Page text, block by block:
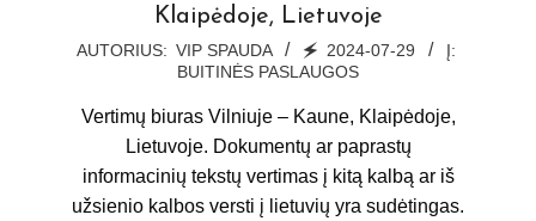
Klaipėdoje, Lietuvoje
2024-
29
AUTORIUS: VIP SPAUDA 🗲 2024-07-29
Į:
BUITINĖS PASLAUGOS
Vertimų biuras Vilniuje – Kaune, Klaipėdoje,
Lietuvoje. Dokumentų ar paprastų
informacinių tekstų vertimas į kitą kalbą ar iš
užsienio kalbos versti į lietuvių yra sudėtingas.